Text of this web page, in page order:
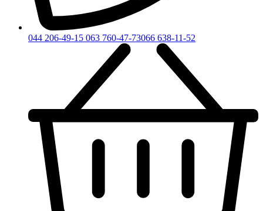
044 206-49-15 063 760-47-73066 638-11-52